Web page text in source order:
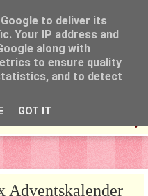
▼
Adventskalender
to deliver its
Your IP address and
along with
to ensure quality
and to detect
GOT IT